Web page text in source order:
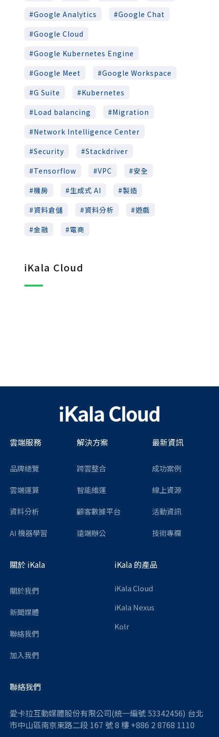
Google Analytics
Google Chat
Google Cloud
Google Kubernetes Engine
Google Meet
Google Workspace
G Suite
Kubernetes
Load balancing
Migration
Network Intelligence Center
Security
Stackdriver
Tensorflow
VPC
安全
機房
生成式 AI
製造
資料倉儲
資料分析
遊戲
金融
電商
iKala Cloud
雲端服務
品牌總覽
雲端運算
資料分析
AI 機器學習
解決方案
跨雲整合
智能維運
顧客數據平台
遠端辦公
最新資訊
成功案例
線上資源
活動資訊
技術專欄
關於 iKala
關於我們
新聞媒體
聯絡我們
加入我們
iKala 的產品
iKala Cloud
iKala Nexus
Kolr
聯絡我們
愛卡拉互動媒體股份有限公司(統一編號 53342456) 台北
市中山區南京東路二段 167 號 8 樓 +886 2 8768 1110